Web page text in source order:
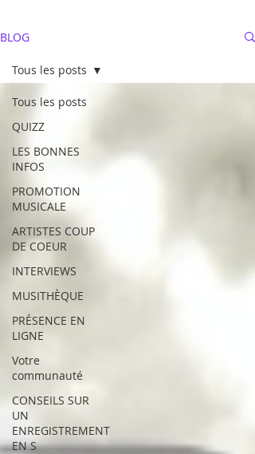
BLOG
Tous les posts
QUIZZ
LES BONNES
INFOS
PROMOTION
MUSICALE
ARTISTES COUP
DE COEUR
INTERVIEWS
MUSITHÈQUE
PRÉSENCE EN
LIGNE
Votre
communauté
CONSEILS SUR
UN
ENREGISTREMENT
EN S
Tous les posts